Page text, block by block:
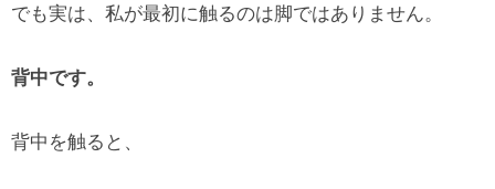
でも実は、私が最初に触るのは脚ではありません。
背中です。
背中を触ると、